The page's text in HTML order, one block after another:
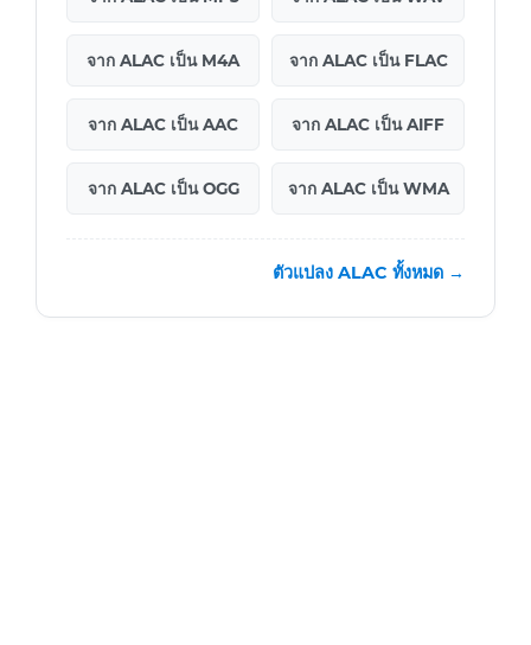
จาก ALAC เป็น M4A จาก ALAC เป็น FLAC
จาก ALAC เป็น AAC จาก ALAC เป็น AIFF
จาก ALAC เป็น OGG จาก ALAC เป็น WMA
ตัวแปลง ALAC ทั้งหมด →